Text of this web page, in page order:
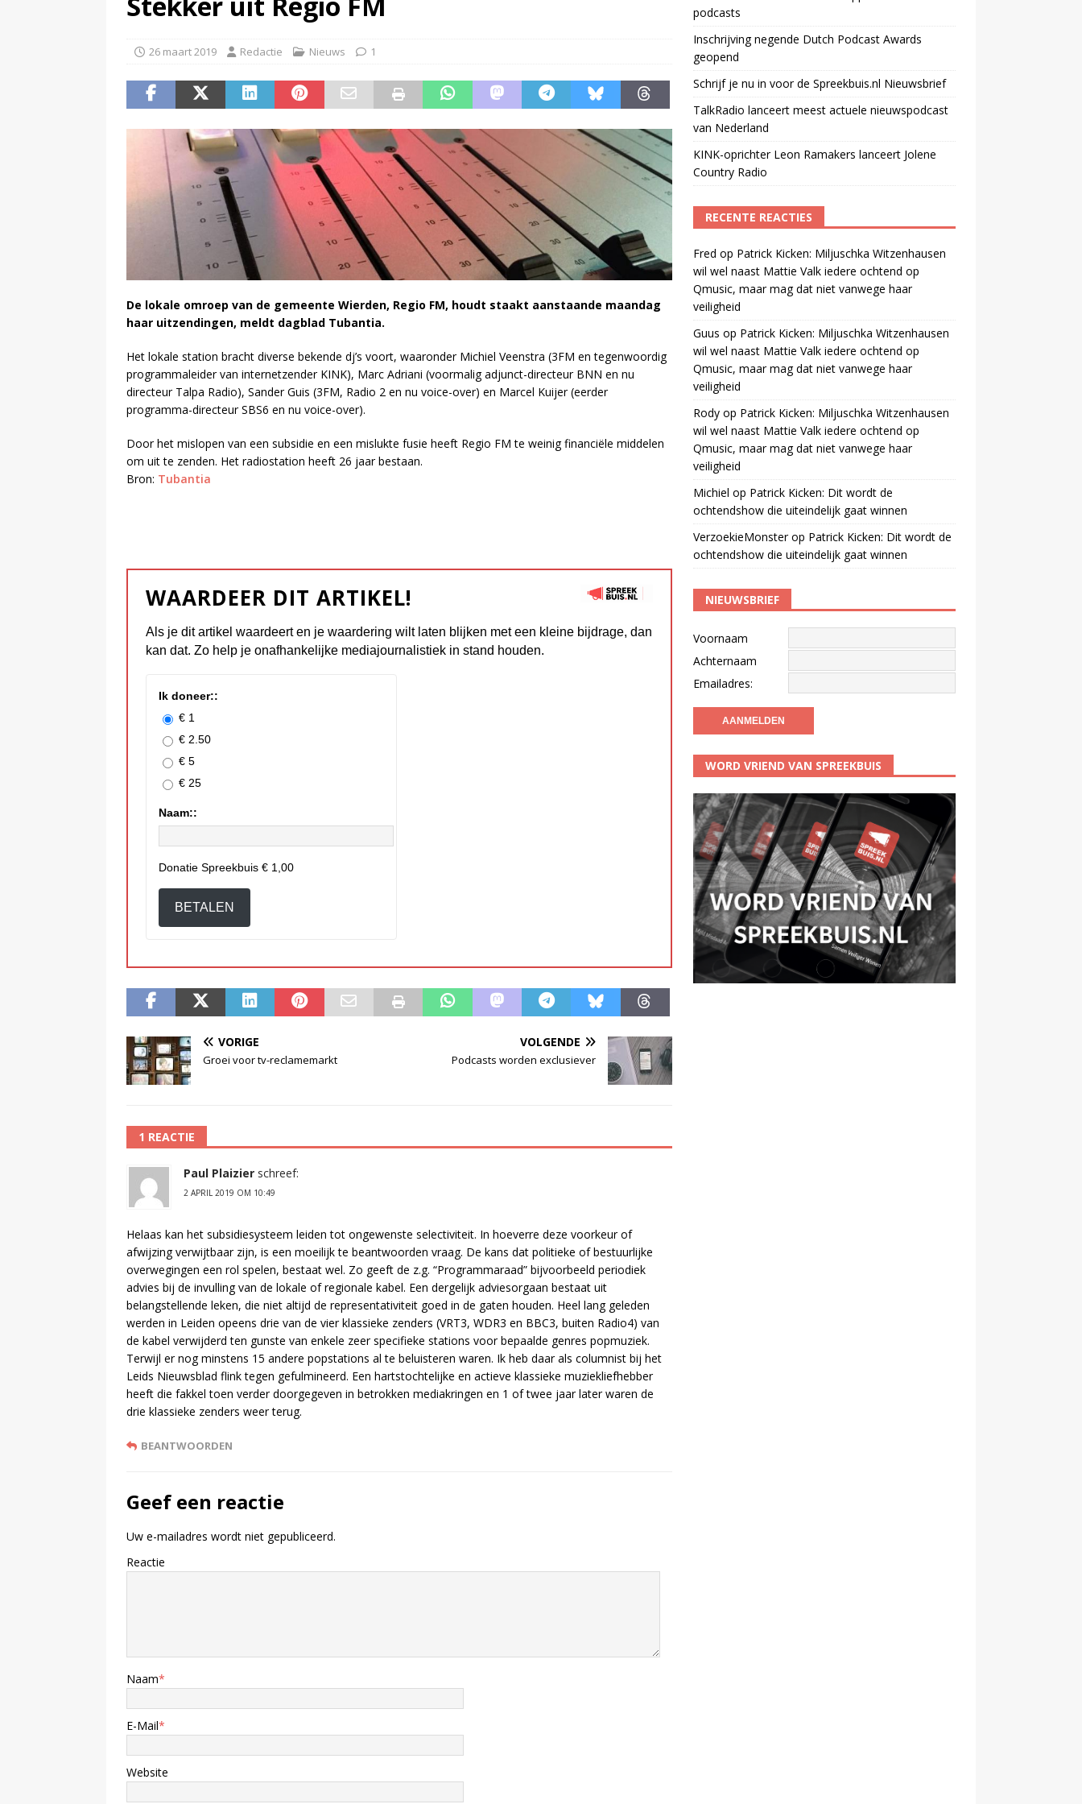
Televisie wint snel terrein als apparaat voor podcasts
26 maart 2019 Redactie Nieuws 1
De lokale omroep van de gemeente Wierden, Regio FM, houdt staakt aanstaande maandag
haar uitzendingen, meldt dagblad Tubantia.
Het lokale station bracht diverse bekende dj’s voort, waaronder Michiel Veenstra (3FM en tegenwoordig
programmaleider van internetzender KINK), Marc Adriani (voormalig adjunct-directeur BNN en nu
directeur Talpa Radio), Sander Guis (3FM, Radio 2 en nu voice-over) en Marcel Kuijer (eerder
programma-directeur SBS6 en nu voice-over).
Door het mislopen van een subsidie en een mislukte fusie heeft Regio FM te weinig financiële middelen
om uit te zenden. Het radiostation heeft 26 jaar bestaan.
Bron: Tubantia
WAARDEER DIT ARTIKEL!
Als je dit artikel waardeert en je waardering wilt laten blijken met een kleine bijdrage, dan
kan dat. Zo help je onafhankelijke mediajournalistiek in stand houden.
Ik doneer::
€ 1
€ 2.50
€ 5
€ 25
Naam::
Donatie Spreekbuis € 1,00
BETALEN
VORIGE
Groei voor tv-reclamemarkt
VOLGENDE
Podcasts worden exclusiever
1 REACTIE
Paul Plaizier schreef:
2 APRIL 2019 OM 10:49
Helaas kan het subsidiesysteem leiden tot ongewenste selectiviteit. In hoeverre deze voorkeur of
afwijzing verwijtbaar zijn, is een moeilijk te beantwoorden vraag. De kans dat politieke of bestuurlijke
overwegingen een rol spelen, bestaat wel. Zo geeft de z.g. “Programmaraad” bijvoorbeeld periodiek
advies bij de invulling van de lokale of regionale kabel. Een dergelijk adviesorgaan bestaat uit
belangstellende leken, die niet altijd de representativiteit goed in de gaten houden. Heel lang geleden
werden in Leiden opeens drie van de vier klassieke zenders (VRT3, WDR3 en BBC3, buiten Radio4) van
de kabel verwijderd ten gunste van enkele zeer specifieke stations voor bepaalde genres popmuziek.
Terwijl er nog minstens 15 andere popstations al te beluisteren waren. Ik heb daar als columnist bij het
Leids Nieuwsblad flink tegen gefulmineerd. Een hartstochtelijke en actieve klassieke muziekliefhebber
heeft die fakkel toen verder doorgegeven in betrokken mediakringen en 1 of twee jaar later waren de
drie klassieke zenders weer terug.
BEANTWOORDEN
Geef een reactie
Uw e-mailadres wordt niet gepubliceerd.
Reactie
Naam*
E-Mail*
Website
podcasts
Inschrijving negende Dutch Podcast Awards
geopend
Schrijf je nu in voor de Spreekbuis.nl Nieuwsbrief
TalkRadio lanceert meest actuele nieuwspodcast
van Nederland
KINK-oprichter Leon Ramakers lanceert Jolene
Country Radio
RECENTE REACTIES
Fred op Patrick Kicken: Miljuschka Witzenhausen
wil wel naast Mattie Valk iedere ochtend op
Qmusic, maar mag dat niet vanwege haar
veiligheid
Guus op Patrick Kicken: Miljuschka Witzenhausen
wil wel naast Mattie Valk iedere ochtend op
Qmusic, maar mag dat niet vanwege haar
veiligheid
Rodyop Patrick Kicken: Miljuschka Witzenhausen
wil wel naast Mattie Valk iedere ochtend op
Qmusic, maar mag dat niet vanwege haar
veiligheid
Michiel op Patrick Kicken: Dit wordt de
ochtendshow die uiteindelijk gaat winnen
VerzoekieMonsterop Patrick Kicken: Dit wordt de
ochtendshow die uiteindelijk gaat winnen
NIEUWSBRIEF
Voornaam
Achternaam
Emailadres:
WORD VRIEND VAN SPREEKBUIS